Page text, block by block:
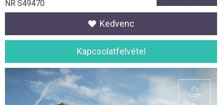
NR S49470
Kedvenc
Kapcsolatfelvétel